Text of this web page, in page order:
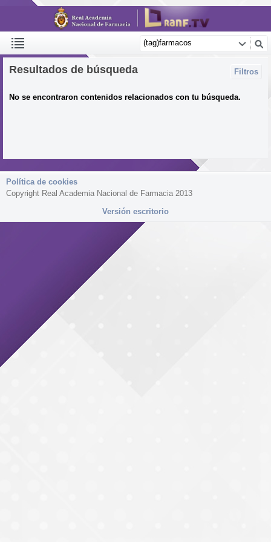
Filtros
Resultados de búsqueda
No se encontraron contenidos relacionados con tu búsqueda.
Política de cookies
Copyright Real Academia Nacional de Farmacia 2013
Versión escritorio